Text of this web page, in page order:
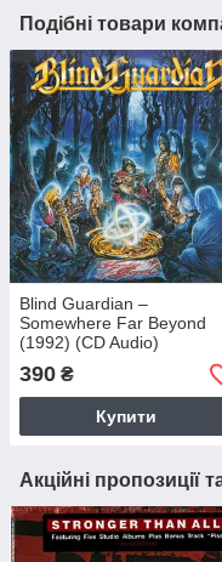
Подібні товари
Blind Guardian –
Somewhere Far Beyond
(1992) (CD Audio)
390 ₴
Купити
Акційні пропозиції